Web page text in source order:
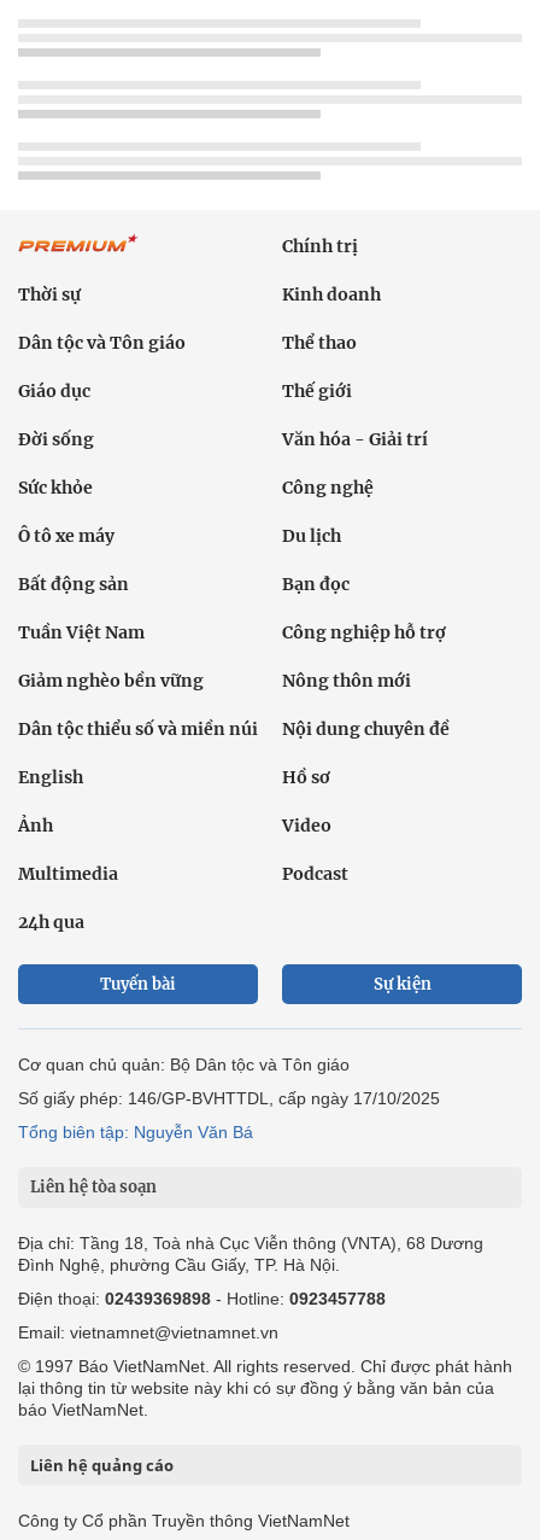
Chính trị
Thời sự Kinh doanh
Dân tộc và Tôn giáo Thể thao
Giáo dục Thế giới
Đời sống Văn hóa - Giải trí
Sức khỏe Công nghệ
Ô tô xe máy Du lịch
Bất động sản Bạn đọc
Tuần Việt Nam Công nghiệp hỗ trợ
Giảm nghèo bền vững Nông thôn mới
Dân tộc thiểu số và miền núi Nội dung chuyên đề
English Hồ sơ
Ảnh Video
Multimedia Podcast
24h qua
Tuyến bài Sự kiện
Cơ quan chủ quản: Bộ Dân tộc và Tôn giáo
Số giấy phép: 146/GP-BVHTTDL, cấp ngày 17/10/2025
Tổng biên tập: Nguyễn Văn Bá
Liên hệ tòa soạn
Địa chỉ: Tầng 18, Toà nhà Cục Viễn thông (VNTA), 68 Dương
Đình Nghệ, phường Cầu Giấy, TP. Hà Nội.
Điện thoại: 02439369898 - Hotline: 0923457788
Email: vietnamnet@vietnamnet.vn
© 1997 Báo VietNamNet. All rights reserved. Chỉ được phát hành
lại thông tin từ website này khi có sự đồng ý bằng văn bản của
báo VietNamNet.
Liên hệ quảng cáo
Công ty Cổ phần Truyền thông VietNamNet